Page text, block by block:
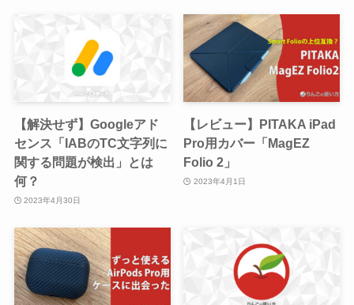
【解決せず】Googleアド
センス「IABのTC文字列に
関する問題が検出」とは
何？
2023年4月30日
【レビュー】PITAKA iPad
Pro用カバー「MagEZ
Folio 2」
2023年4月1日